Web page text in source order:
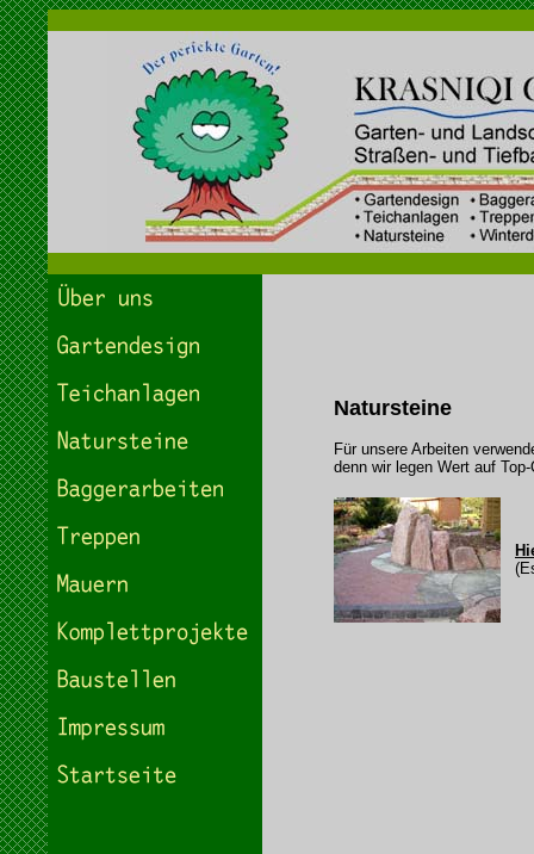
Natursteine
Für unsere Arbeiten
denn wir legen Wert auf